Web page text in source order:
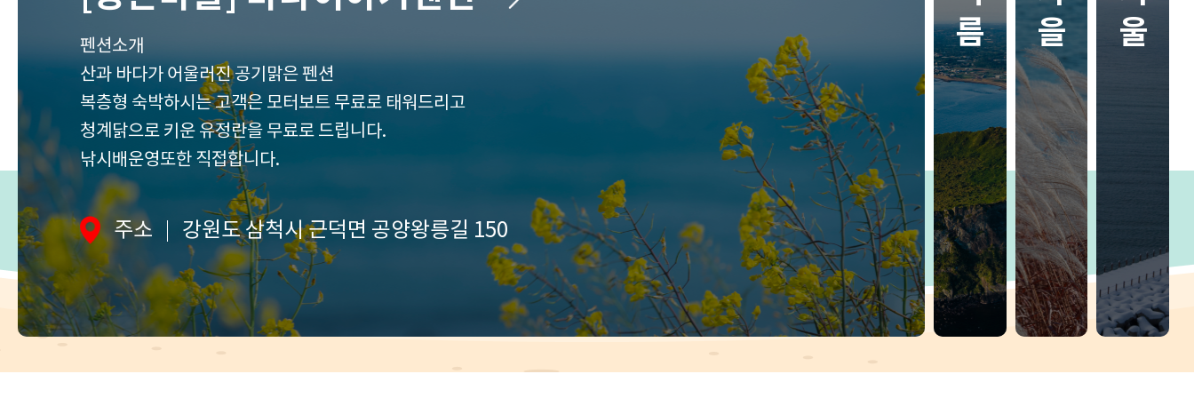
세
보
기
펜션소개
산과 바다가 어울러진 공기맑은 펜션
복층형 숙박하시는 고객은 모터보트 무료로 태워드리고
청계닭으로 키운 유정란을 무료로 드립니다.
낚시배운영또한 직접합니다.
주소 강원도 삼척시 근덕면 공양왕릉길 150
름
을
울